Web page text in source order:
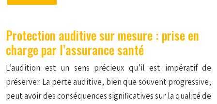
Protection auditive sur mesure : prise en
charge par l’assurance santé
L’audition est un sens précieux qu’il est impératif de
préserver. La perte auditive, bien que souvent progressive,
peut avoir des conséquences significatives sur la qualité de